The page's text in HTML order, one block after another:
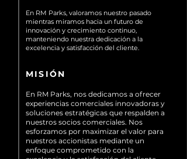
En RM Parks, valoramos nuestro pasado
mientras miramos hacia un futuro de
innovación y crecimiento continuo,
manteniendo nuestra dedicación a la
excelencia y satisfacción del cliente.
MISIÓN
En RM Parks, nos dedicamos a ofrecer
experiencias comerciales innovadoras y
soluciones estratégicas que respalden a
nuestros socios comerciales. Nos
esforzamos por maximizar el valor para
nuestros accionistas mediante un
enfoque comprometido con la